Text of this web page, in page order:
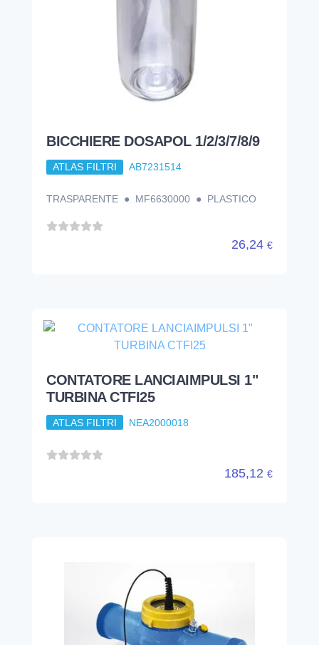
TRASPARENTE ● MF6630000 ● PLASTICO
CONTATORE LANCIAIMPULSI 1"
TURBINA CTFI25
CONTATORE LANCIAIMPULSI
1"1/2 TURBINA CTFI40
ATLAS FILTRI NEA2000020